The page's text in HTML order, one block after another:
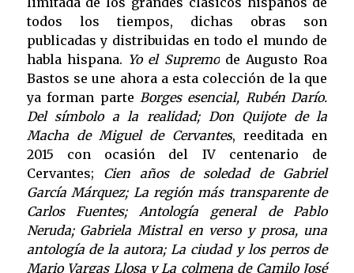
todos los tiempos, dichas obras son
publicadas y distribuidas en todo el mundo de
habla hispana. Yo el Supremode Augusto Roa
Bastos se une ahora a esta colección de la que
ya forman parte Borges esencial, Rubén Darío.
Del símbolo a la realidad; Don Quijote de la
Macha de Miguel de Cervantes, reeditada en
2015 con ocasión del IV centenario de
Cervantes; Cien años de soledad de Gabriel
García Márquez; La región más transparente de
Carlos Fuentes; Antología general de Pablo
Neruda; Gabriela Mistral en verso y prosa, una
antología de la autora; La ciudad y los perros de
Mario Vargas Llosa y La colmena de Camilo José